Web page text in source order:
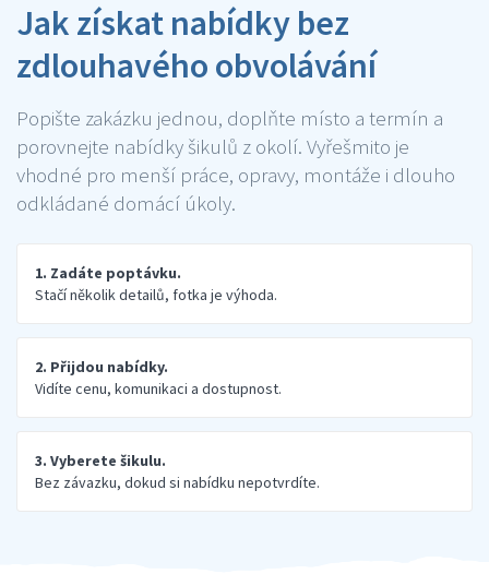
Jak získat nabídky bez
zdlouhavého obvolávání
Popište zakázku jednou, doplňte místo a termín a
porovnejte nabídky šikulů z okolí. Vyřešmito je
vhodné pro menší práce, opravy, montáže i dlouho
odkládané domácí úkoly.
1. Zadáte poptávku.
Stačí několik detailů, fotka je výhoda.
2. Přijdou nabídky.
Vidíte cenu, komunikaci a dostupnost.
3. Vyberete šikulu.
Bez závazku, dokud si nabídku nepotvrdíte.